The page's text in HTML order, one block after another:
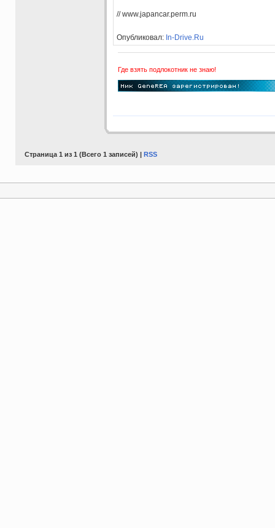
// www.japancar.perm.ru
Опубликовал: In-Drive.Ru
Где взять подлокотник не знаю!
Страница 1 из 1 (Всего 1 записей) | RSS